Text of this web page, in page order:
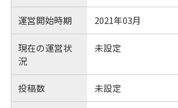
運営開始時期 2021年03月
現在の運営状
況
未設定
投稿数 未設定